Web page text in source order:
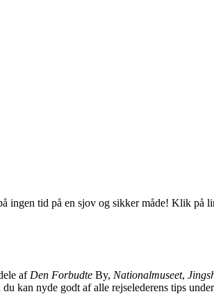
ingen tid på en sjov og sikker måde! Klik på
af Den Forbudte By, Nationalmuseet,
kan nyde godt af alle rejselederens tips